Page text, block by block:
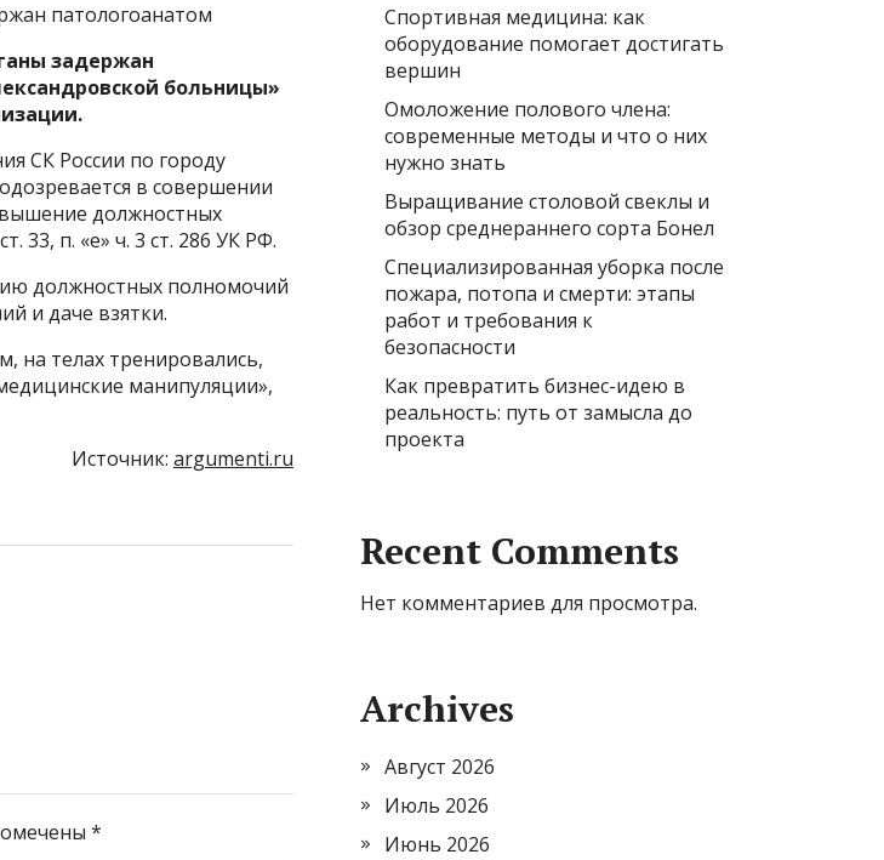
патологоанатом
задержан
больницы»
СК России по городу
в совершении
должностных
33, п. «е» ч. 3 ст. 286 УК РФ.
должностных полномочий
и даче взятки.
на телах тренировались,
манипуляции»,
Источник: argumenti.ru
*
Спортивная медицина: как
оборудование помогает достигать
вершин
Омоложение полового члена:
современные методы и что о них
нужно знать
Выращивание столовой свеклы и
обзор среднераннего сорта Бонел
Специализированная уборка после
пожара, потопа и смерти: этапы
работ и требования к
безопасности
Как превратить бизнес-идею в
реальность: путь от замысла до
проекта
Recent Comments
Нет комментариев для просмотра.
Archives
Август 2026
Июль 2026
Июнь 2026